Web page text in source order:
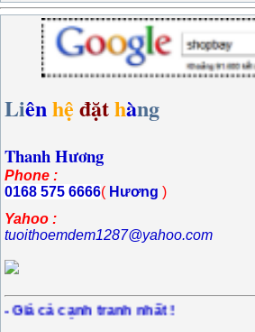
Liênhệ đặthàng
Thanh Hương
Phone :
0168 575 6666( Hương )
Yahoo :
tuoithoemdem1287@yahoo.com